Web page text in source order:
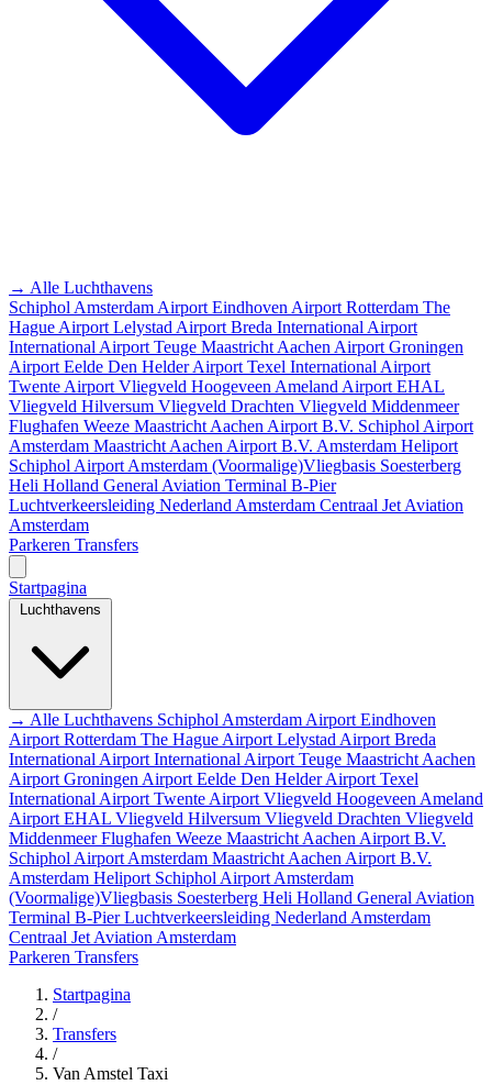
→ Alle Luchthavens
Schiphol Amsterdam Airport Eindhoven Airport Rotterdam The
Hague Airport Lelystad Airport Breda International Airport
International Airport Teuge Maastricht Aachen Airport Groningen
Airport Eelde Den Helder Airport Texel International Airport
Twente Airport Vliegveld Hoogeveen Ameland Airport EHAL
Vliegveld Hilversum Vliegveld Drachten Vliegveld Middenmeer
Flughafen Weeze Maastricht Aachen Airport B.V. Schiphol Airport
Amsterdam Maastricht Aachen Airport B.V. Amsterdam Heliport
Schiphol Airport Amsterdam (Voormalige)Vliegbasis Soesterberg
Heli Holland General Aviation Terminal B-Pier
Luchtverkeersleiding Nederland Amsterdam Centraal Jet Aviation
Amsterdam
Parkeren Transfers
Startpagina
Luchthavens
→ Alle Luchthavens Schiphol Amsterdam Airport Eindhoven
Airport Rotterdam The Hague Airport Lelystad Airport Breda
International Airport International Airport Teuge Maastricht Aachen
Airport Groningen Airport Eelde Den Helder Airport Texel
International Airport Twente Airport Vliegveld Hoogeveen Ameland
Airport EHAL Vliegveld Hilversum Vliegveld Drachten Vliegveld
MiddenmeerFlughafen Weeze Maastricht Aachen Airport B.V.
Schiphol Airport Amsterdam Maastricht Aachen Airport B.V.
Amsterdam Heliport Schiphol Airport Amsterdam
(Voormalige)Vliegbasis Soesterberg Heli Holland General Aviation
Terminal B-PierLuchtverkeersleiding Nederland Amsterdam
Centraal Jet Aviation Amsterdam
Parkeren Transfers
Startpagina
/
Transfers
/
Van Amstel Taxi